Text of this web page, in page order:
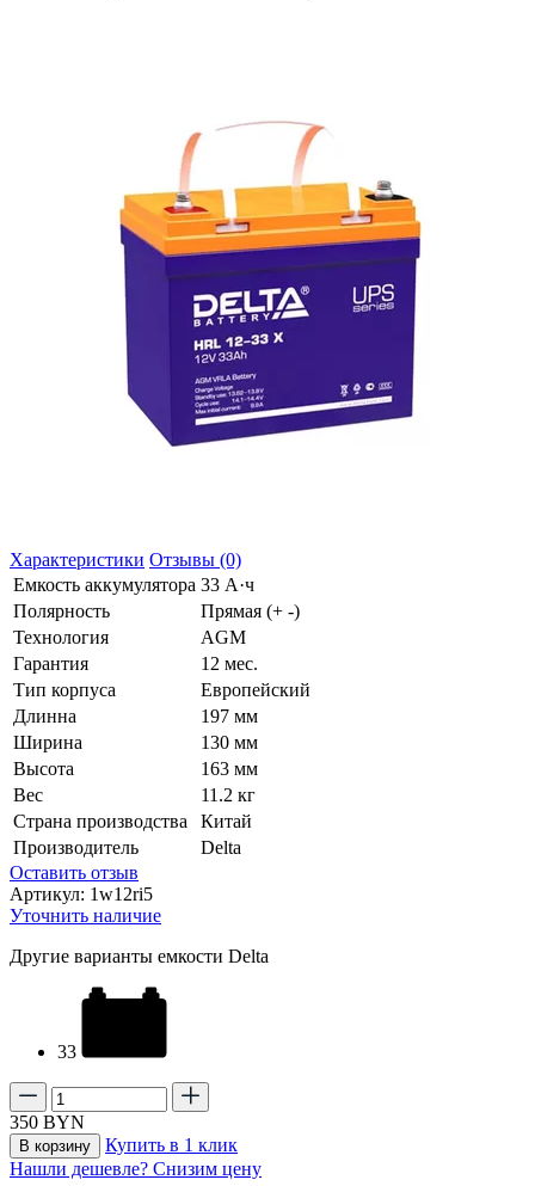
Характеристики Отзывы (0)
Емкость аккумулятора 33 А·ч
Полярность
Прямая (+ -)
Технология
AGM
Гарантия
12 мес.
Тип корпуса
Европейский
Длинна
197 мм
Ширина
130 мм
Высота
163 мм
Вес
11.2 кг
Страна производства
Китай
Производитель
Delta
Оставить отзыв
Артикул: 1w12ri5
Уточнить наличие
Другие варианты емкости Delta
33
350 BYN
В корзину
Купить в 1 клик
Нашли дешевле? Снизим цену